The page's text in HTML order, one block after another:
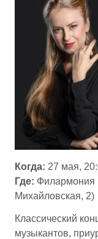
Когда: 27 мая,
Где: Филармония
Михайловская, 2)
Классический
музыкантов,